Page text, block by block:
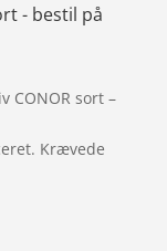
- bestil på
CONOR sort –
Krævede